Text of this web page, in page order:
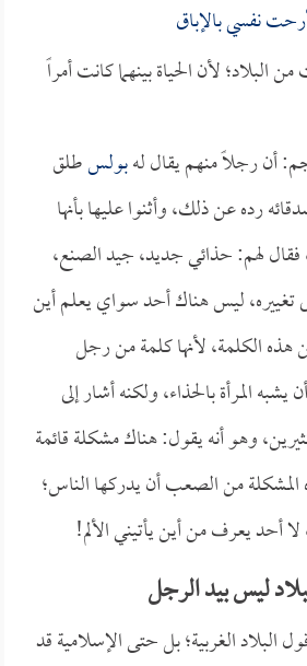
نفسي بالإباق
البلاد؛ لأن الحياة بينهما كانت أمراً
أن رجلاً منهم يقال لهبولسطلق
رده عن ذلك، وأثنوا عليها بأنها
فقال لهم: حذائي جديد، جيد الصنع،
تغييره، ليس هناك أحد سواي يعلم أين
الكلمة، لأنها كلمة من رجل
المرأة بالحذاء، ولكنه أشار إلى
وهو أنه يقول: هناك مشكلة قائمة
من الصعب أن يدركها الناس؛
أحد يعرف من أين يأتيني الألم!
ليس بيد الرجل
البلاد الغربية؛ بل حتى الإسلامية قد